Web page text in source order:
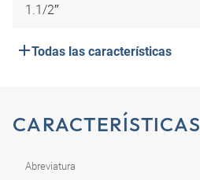
1.1/2″
Todas las características
CARACTERÍSTICAS
Abreviatura